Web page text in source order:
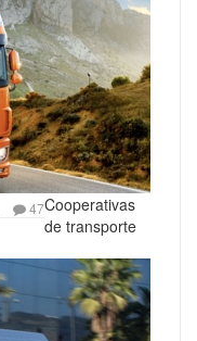
47Cooperativas
de transporte